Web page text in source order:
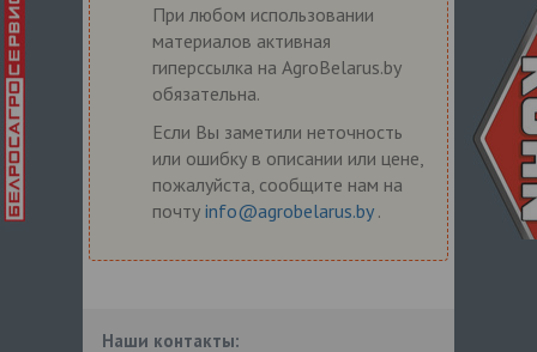
При любом использовании
материалов активная
гиперссылка на AgroBelarus.by
обязательна.
Если Вы заметили неточность
или ошибку в описании или цене,
пожалуйста, сообщите нам на
почту info@agrobelarus.by .
Наши контакты: